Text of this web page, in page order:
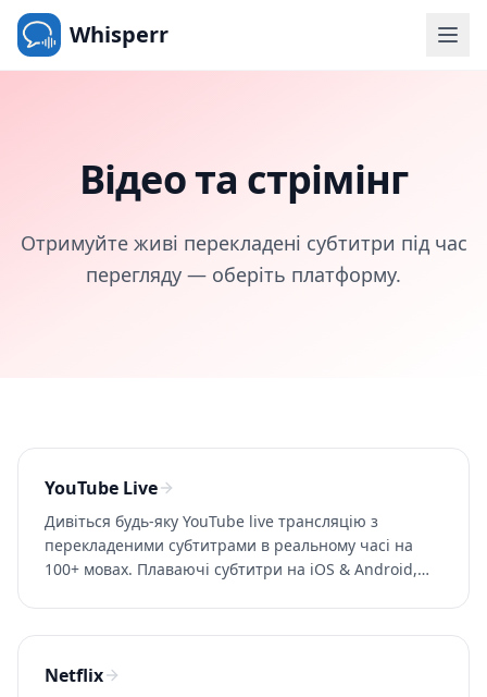
Whisperr
Відео та стрімінг
Отримуйте живі перекладені субтитри під час
перегляду — оберіть платформу.
YouTube Live
Дивіться будь-яку YouTube live трансляцію з
перекладеними субтитрами в реальному часі на
100+ мовах. Плаваючі субтитри на iOS & Android,
Netflix